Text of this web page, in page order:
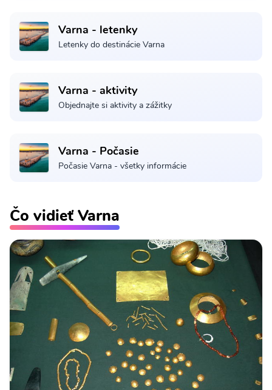
Varna - letenky
Letenky do destinácie Varna
Varna - aktivity
Objednajte si aktivity a zážitky
Varna - Počasie
Počasie Varna - všetky informácie
Čo vidieť Varna